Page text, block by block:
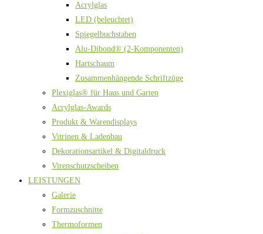
Acrylglas
LED (beleuchtet)
Spiegelbuchstaben
Alu-Dibond® (2-Komponenten)
Hartschaum
Zusammenhängende Schriftzüge
Plexiglas® für Haus und Garten
Acrylglas-Awards
Produkt & Warendisplays
Vitrinen & Ladenbau
Dekorationsartikel & Digitaldruck
Virenschutzscheiben
LEISTUNGEN
Galerie
Formzuschnitte
Thermoformen